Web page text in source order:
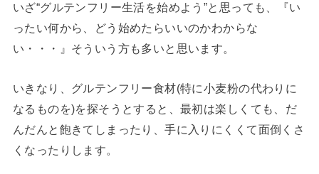
いざ“グルテンフリー生活を始めよう”と思っても、『い
ったい何から、どう始めたらいいのかわからな
い・・・』そういう方も多いと思います。
いきなり、グルテンフリー食材(特に小麦粉の代わりに
なるものを)を探そうとすると、最初は楽しくても、だ
んだんと飽きてしまったり、手に入りにくくて面倒くさ
くなったりします。